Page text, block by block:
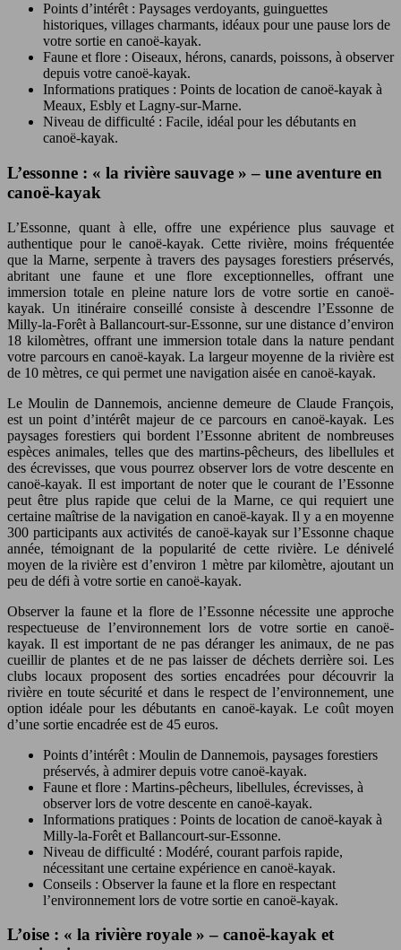
Points d’intérêt : Paysages verdoyants, guinguettes
historiques, villages charmants, idéaux pour une pause lors de
votre sortie en canoë-kayak.
Faune et flore : Oiseaux, hérons, canards, poissons, à observer
depuis votre canoë-kayak.
Informations pratiques : Points de location de canoë-kayak à
Meaux, Esbly et Lagny-sur-Marne.
Niveau de difficulté : Facile, idéal pour les débutants en
canoë-kayak.
L’essonne : « la rivière sauvage » – une aventure en
canoë-kayak
L’Essonne, quant à elle, offre une expérience plus sauvage et
authentique pour le canoë-kayak. Cette rivière, moins fréquentée
que la Marne, serpente à travers des paysages forestiers préservés,
abritant une faune et une flore exceptionnelles, offrant une
immersion totale en pleine nature lors de votre sortie en canoë-
kayak. Un itinéraire conseillé consiste à descendre l’Essonne de
Milly-la-Forêt à Ballancourt-sur-Essonne, sur une distance d’environ
18 kilomètres, offrant une immersion totale dans la nature pendant
votre parcours en canoë-kayak. La largeur moyenne de la rivière est
de 10 mètres, ce qui permet une navigation aisée en canoë-kayak.
Le Moulin de Dannemois, ancienne demeure de Claude François,
est un point d’intérêt majeur de ce parcours en canoë-kayak. Les
paysages forestiers qui bordent l’Essonne abritent de nombreuses
espèces animales, telles que des martins-pêcheurs, des libellules et
des écrevisses, que vous pourrez observer lors de votre descente en
canoë-kayak. Il est important de noter que le courant de l’Essonne
peut être plus rapide que celui de la Marne, ce qui requiert une
certaine maîtrise de la navigation en canoë-kayak. Il y a en moyenne
300 participants aux activités de canoë-kayak sur l’Essonne chaque
année, témoignant de la popularité de cette rivière. Le dénivelé
moyen de la rivière est d’environ 1 mètre par kilomètre, ajoutant un
peu de défi à votre sortie en canoë-kayak.
Observer la faune et la flore de l’Essonne nécessite une approche
respectueuse de l’environnement lors de votre sortie en canoë-
kayak. Il est important de ne pas déranger les animaux, de ne pas
cueillir de plantes et de ne pas laisser de déchets derrière soi. Les
clubs locaux proposent des sorties encadrées pour découvrir la
rivière en toute sécurité et dans le respect de l’environnement, une
option idéale pour les débutants en canoë-kayak. Le coût moyen
d’une sortie encadrée est de 45 euros.
Points d’intérêt : Moulin de Dannemois, paysages forestiers
préservés, à admirer depuis votre canoë-kayak.
Faune et flore : Martins-pêcheurs, libellules, écrevisses, à
observer lors de votre descente en canoë-kayak.
Informations pratiques : Points de location de canoë-kayak à
Milly-la-Forêt et Ballancourt-sur-Essonne.
Niveau de difficulté : Modéré, courant parfois rapide,
nécessitant une certaine expérience en canoë-kayak.
Conseils : Observer la faune et la flore en respectant
l’environnement lors de votre sortie en canoë-kayak.
L’oise : « la rivière royale » – canoë-kayak et